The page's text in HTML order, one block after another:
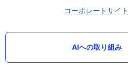
コーポレートサイト
AIへの取り組み